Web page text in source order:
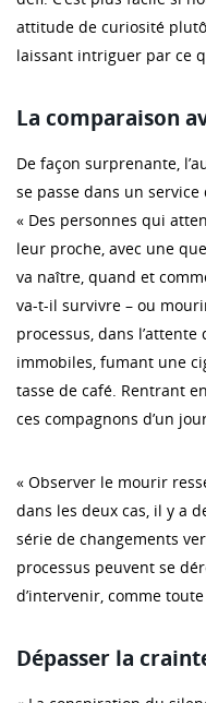
attitude de curiosité
laissant intriguer par ce
La comparaison
De façon surprenante,
se passe dans un
« Des personnes qui
leur proche, avec une
va naître, quand et
va-t-il survivre – ou
processus, dans
immobiles, fumant une
tasse de café. Rentrant
ces compagnons d’un
« Observer le mourir
dans les deux cas, il y a
série de changements
processus peuvent se
d’intervenir, comme
Dépasser la